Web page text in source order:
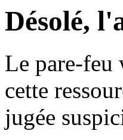
Désolé,
Le pare-feu
cette
jugée